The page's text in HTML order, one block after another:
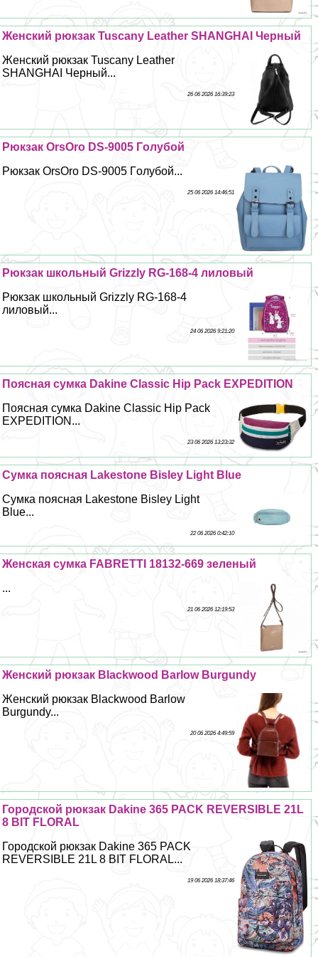
Женский рюкзак Tuscany Leather SHANGHAI Черный
Женский рюкзак Tuscany Leather
SHANGHAI Черный...
26 06 2026 16:39:23
Рюкзак OrsOro DS-9005 Гoлyбой
Рюкзак OrsOro DS-9005 Гoлyбой...
25 06 2026 14:46:51
Рюкзак школьный Grizzly RG-168-4 лиловый
Рюкзак школьный Grizzly RG-168-4
лиловый...
24 06 2026 9:21:20
Поясная сумка Dakine Classic Hip Pack EXPEDITION
Поясная сумка Dakine Classic Hip Pack
EXPEDITION...
23 06 2026 13:23:32
Сумка поясная Lakestone Bisley Light Blue
Сумка поясная Lakestone Bisley Light
Blue...
22 06 2026 0:42:10
Женская сумка FABRETTI 18132-669 зеленый
...
21 06 2026 12:19:53
Женский рюкзак Blackwood Barlow Burgundy
Женский рюкзак Blackwood Barlow
Burgundy...
20 06 2026 4:49:59
Городской рюкзак Dakine 365 PACK REVERSIBLE 21L
8 BIT FLORAL
Городской рюкзак Dakine 365 PACK
REVERSIBLE 21L 8 BIT FLORAL...
19 06 2026 18:37:46